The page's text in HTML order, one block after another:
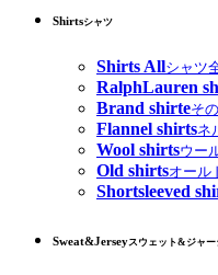
Shirtsシャツ
Shirts Allシャツ
RalphLauren
Brand shirteそ
Flannel shirtsネ
Wool shirtsウー
Old shirtsオール
Shortsleeved
Sweat&Jerseyスウェット&ジャー